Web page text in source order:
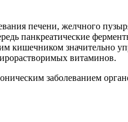
печени, желчного
панкреатические
кишечником значительно
витаминов.
заболеванием